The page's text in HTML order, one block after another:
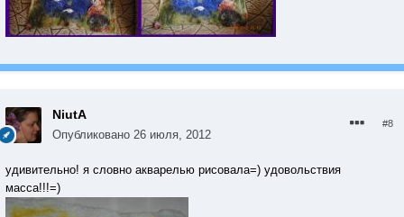
NiutA
Опубликовано 26 июля, 2012
#8
удивительно! я словно акварелью рисовала=) удовольствия
масса!!!=)